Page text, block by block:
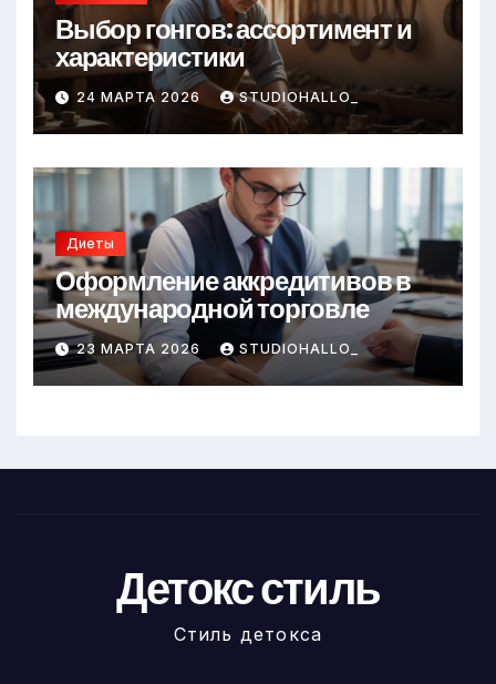
Выбор гонгов: ассортимент и
характеристики
24 МАРТА 2026 STUDIOHALLO_
Диеты
Оформление аккредитивов в
международной торговле
23 МАРТА 2026 STUDIOHALLO_
Детокс стиль
Стиль детокса